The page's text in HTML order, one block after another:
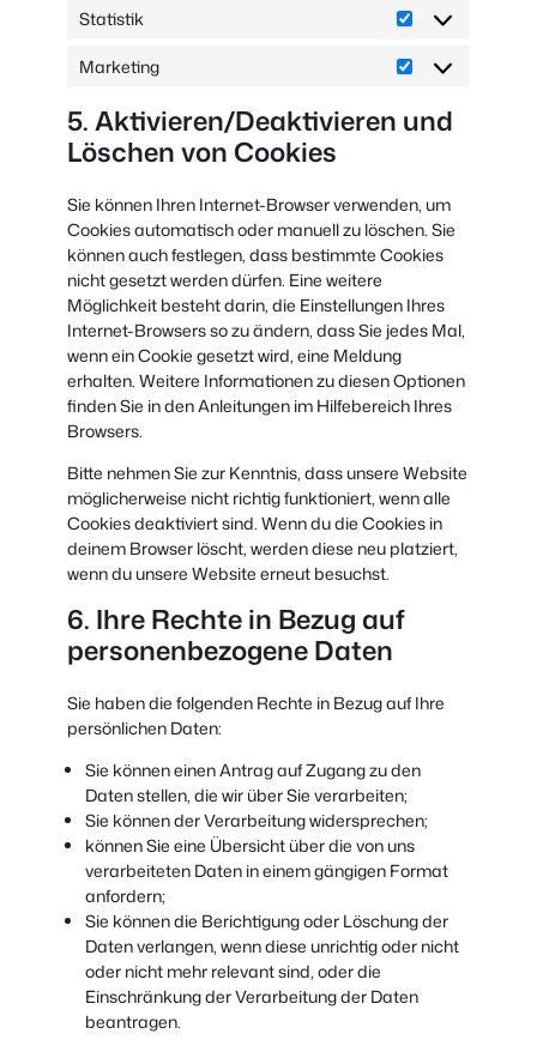
Statistik
Statistik
Marketing
Marketing
5. Aktivieren/Deaktivieren und
Löschen von Cookies
Sie können Ihren Internet-Browser verwenden, um
Cookies automatisch oder manuell zu löschen. Sie
können auch festlegen, dass bestimmte Cookies
nicht gesetzt werden dürfen. Eine weitere
Möglichkeit besteht darin, die Einstellungen Ihres
Internet-Browsers so zu ändern, dass Sie jedes Mal,
wenn ein Cookie gesetzt wird, eine Meldung
erhalten. Weitere Informationen zu diesen Optionen
finden Sie in den Anleitungen im Hilfebereich Ihres
Browsers.
Bitte nehmen Sie zur Kenntnis, dass unsere Website
möglicherweise nicht richtig funktioniert, wenn alle
Cookies deaktiviert sind. Wenn du die Cookies in
deinem Browser löscht, werden diese neu platziert,
wenn du unsere Website erneut besuchst.
6. Ihre Rechte in Bezug auf
personenbezogene Daten
Sie haben die folgenden Rechte in Bezug auf Ihre
persönlichen Daten:
Sie können einen Antrag auf Zugang zu den
Daten stellen, die wir über Sie verarbeiten;
Sie können der Verarbeitung widersprechen;
können Sie eine Übersicht über die von uns
verarbeiteten Daten in einem gängigen Format
anfordern;
Sie können die Berichtigung oder Löschung der
Daten verlangen, wenn diese unrichtig oder nicht
oder nicht mehr relevant sind, oder die
Einschränkung der Verarbeitung der Daten
beantragen.